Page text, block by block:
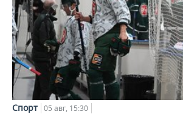
Спорт 05 авг, 15:30